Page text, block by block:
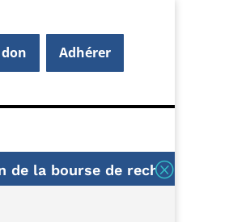
Adhérer
la bourse de recherche AFG
Q